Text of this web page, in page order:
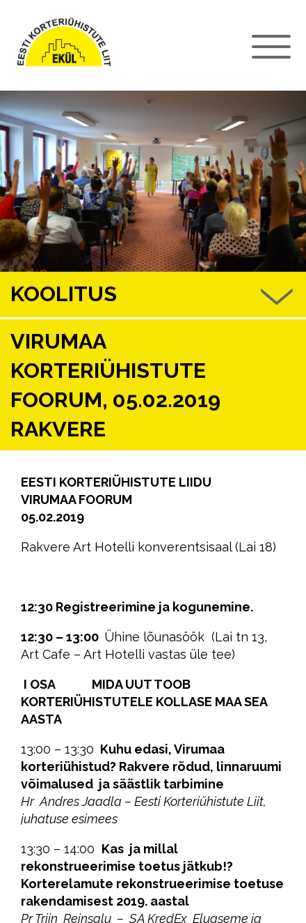
KOOLITUS
VIRUMAA
KORTERIÜHISTUTE
FOORUM, 05.02.2019
RAKVERE
EESTI KORTERIÜHISTUTE LIIDU
VIRUMAA FOORUM
05.02.2019
Rakvere Art Hotelli konverentsisaal (Lai 18)
12:30 Registreerimine ja kogunemine.
12:30 – 13:00 Ühine lõunasöök (Lai tn 13,
Art Cafe – Art Hotelli vastas üle tee)
I OSA MIDA UUT TOOB
KORTERIÜHISTUTELE KOLLASE MAA SEA
AASTA
13:00 – 13:30 Kuhu edasi, Virumaa
korteriühistud? Rakvere rõdud, linnaruumi
võimalused ja säästlik tarbimine
Hr Andres Jaadla – Eesti Korteriühistute Liit,
juhatuse esimees
13:30 – 14:00 Kas ja millal
rekonstrueerimise toetus jätkub!?
Korterelamute rekonstrueerimise toetuse
rakendamisest 2019. aastal
Pr Triin Reinsalu – SA KredEx Eluaseme ja